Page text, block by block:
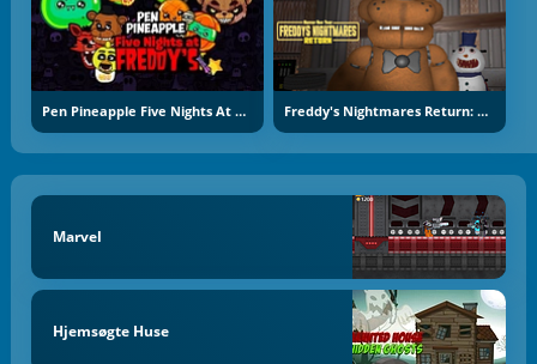
Pen Pineapple Five Nights At Freddy's Freddy's Nightmares Return: Horror New Year
Marvel
Hjemsøgte Huse